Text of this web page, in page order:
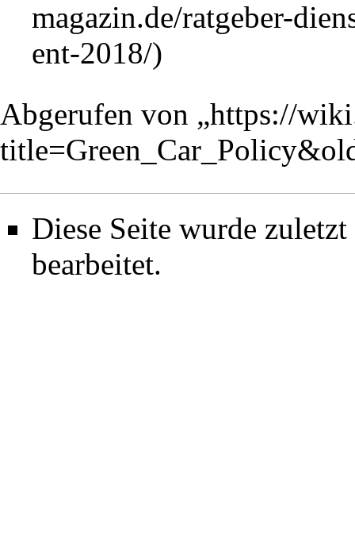
Abgerufen von „https://
Diese Seite wurde
bearbeitet.